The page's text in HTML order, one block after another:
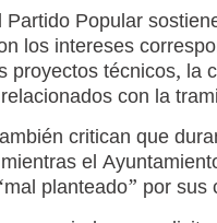
Popular
los intereses
proyectos técnicos, la
con la
critican que
el
planteado” por